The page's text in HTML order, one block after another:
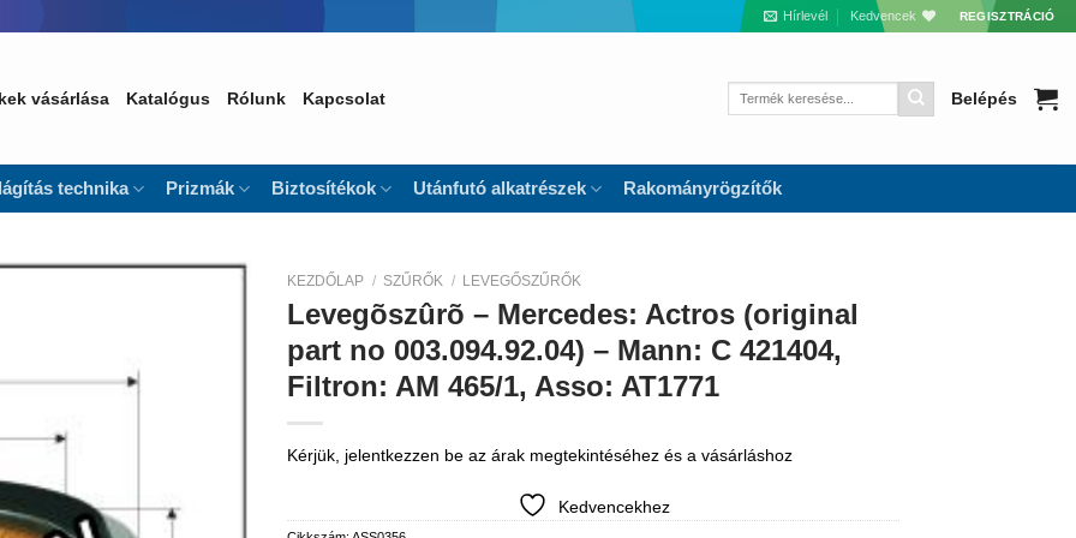
Hírlevél Kedvencek REGISZTRÁCIÓ
vásárlása Katalógus Rólunk Kapcsolat
Keresés
Belépés
technika Prizmák Biztosítékok Utánfutó alkatrészek Rakományrögzítők
KEZDŐLAP / SZŰRŐK / LEVEGŐSZŰRŐK
Levegõszûrõ – Mercedes: Actros (original
part no 003.094.92.04) – Mann: C 421404,
Filtron: AM 465/1, Asso: AT1771
Kérjük, jelentkezzen be az árak megtekintéséhez és a vásárláshoz
Kedvencekhez